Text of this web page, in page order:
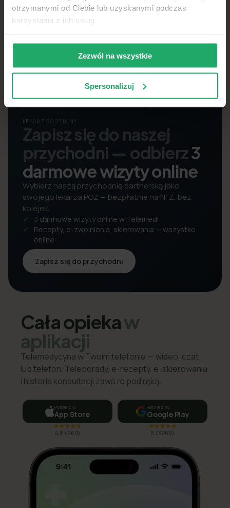
otrzymanymi od Ciebie lub uzyskanymi podczas
korzystania z ich usług.
Zezwól na wszystkie
Spersonalizuj
LEKARZ RODZINNY
Zapisz się do naszej
przychodni — odbierz3
darmowe wizyty online
Wybierz naszą przychodnię partnerską jako
swojego lekarza POZ — bezpłatnie na NFZ, bez
kolejek.
3 darmowe wizyty online w Telemedi
Recepty, e-zwolnienia, skierowania — wszystko
online
Zapisz się do przychodni
Cała opiekaw
aplikacji
Telemedycyna w Twoim telefonie — wideo, czat
lub telefon. Teleporady, e-recepty, e-skierowania
i historia konsultacji zawsze pod ręką.
Pobierz w
App Store
4,8 ( 960)
Pobierz na
Google Play
5 (3266)